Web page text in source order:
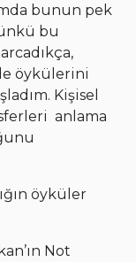
bunun pek
bu
öykülerini
Kişisel
anlama
öyküler
Not